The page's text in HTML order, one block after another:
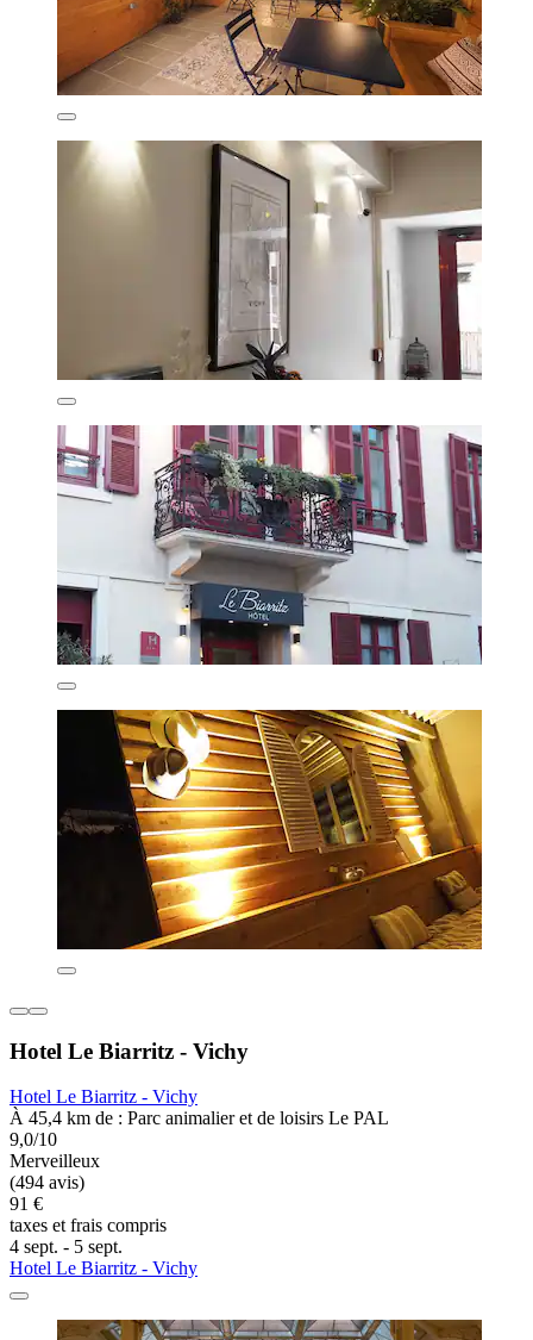
Hotel Le Biarritz - Vichy
Hotel Le Biarritz - Vichy
À 45,4 km de : Parc animalier et de loisirs Le PAL
9,0/10
Merveilleux
(494 avis)
91 €
taxes et frais compris
4 sept. - 5 sept.
Hotel Le Biarritz - Vichy